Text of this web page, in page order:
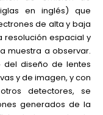
en inglés) que
de alta y baja
resolución espacial y
muestra a observar.
del diseño de lentes
y de imagen, y con
detectores, se
generados de la